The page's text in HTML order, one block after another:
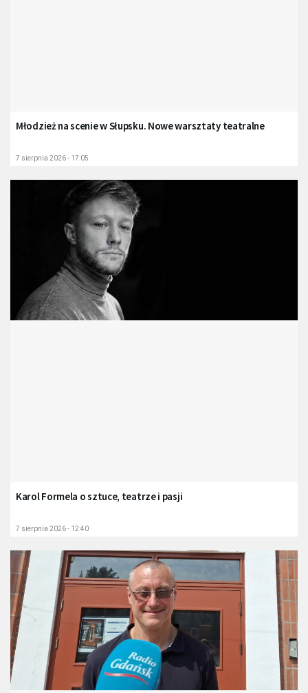
Młodzież na scenie w Słupsku. Nowe warsztaty teatralne
7 sierpnia 2026 - 17:05
Karol Formela o sztuce, teatrze i pasji
7 sierpnia 2026 - 12:40